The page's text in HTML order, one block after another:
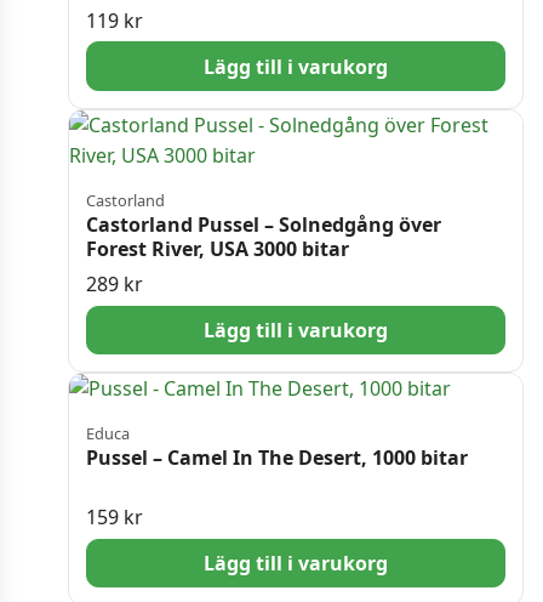
119 kr
Lägg till i varukorg
Castorland
Castorland Pussel – Solnedgång över
Forest River, USA 3000 bitar
289 kr
Lägg till i varukorg
Educa
Pussel – Camel In The Desert, 1000 bitar
159 kr
Lägg till i varukorg